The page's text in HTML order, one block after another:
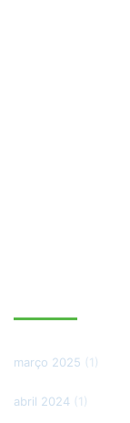
março 2025 (1)
abril 2024 (1)